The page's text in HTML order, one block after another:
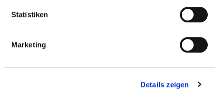
Statistiken
Marketing
Details zeigen
dieses Krankenhaus an?
diesem Krankenhaus behandelt oder durchgeführt